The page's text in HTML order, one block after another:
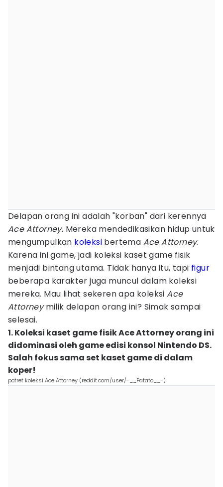
Delapan orang ini adalah "korban" dari kerennya
Ace Attorney. Mereka mendedikasikan hidup untuk
mengumpulkan koleksi bertema Ace Attorney.
Karena ini game, jadi koleksi kaset game fisik
menjadi bintang utama. Tidak hanya itu, tapi figur
beberapa karakter juga muncul dalam koleksi
mereka. Mau lihat sekeren apa koleksiAce
Attorneymilik delapan orang ini? Simak sampai
selesai.
1. Koleksi kaset game fisik Ace Attorney orang ini
didominasi oleh game edisi konsol Nintendo DS.
Salah fokus sama set kaset game di dalam
koper!
potret koleksi Ace Attorney (reddit.com/user/-__Patato__-)